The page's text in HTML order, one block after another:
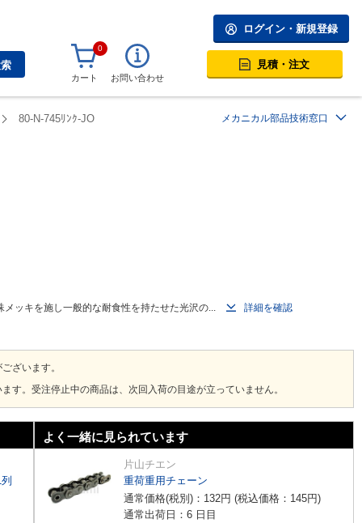
ログイン・新規登録
0
カート お問い合わせ
見積・注文
80-N-745ﾘﾝｸ-JO メカニカル部品技術窓口
ッキを施し一般的な耐食性を持たせた光沢の... 詳細を確認
ざいます。
す。受注停止中の商品は、次回入荷の目途が立っていません。
よく一緒に見られています
片山チエン
重荷重用チェーン
通常価格(税別)： 132円 (税込価格： 145円)
通常出荷日：6 日目